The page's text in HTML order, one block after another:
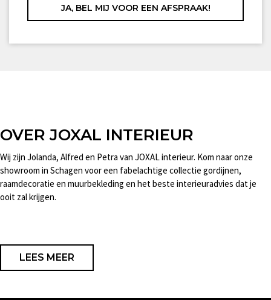
OVER JOXAL INTERIEUR
Wij zijn Jolanda, Alfred en Petra van JOXAL interieur. Kom naar onze
showroom in Schagen voor een fabelachtige collectie gordijnen,
raamdecoratie en muurbekleding en het beste interieuradvies dat je
ooit zal krijgen.
LEES MEER